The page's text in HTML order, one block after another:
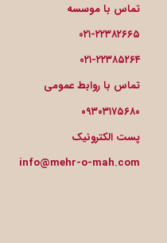
تماس با موسسه
۰۲۱-۲۲۳۸۲۶۶۵
۰۲۱-۲۲۳۸۵۲۶۴
تماس با روابط عمومی
۰۹۳۰۳۱۷۵۶۸۰
پست الکترونیک
info@mehr-o-mah.com